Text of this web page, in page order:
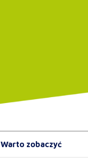
Warto zobaczyć